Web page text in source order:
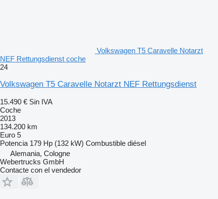
Volkswagen T5 Caravelle Notarzt
NEF Rettungsdienst coche
24
Volkswagen T5 Caravelle Notarzt NEF Rettungsdienst
15.490 € Sin IVA
Coche
2013
134.200 km
Euro 5
Potencia 179 Hp (132 kW) Combustible diésel
Alemania, Cologne
Webertrucks GmbH
Contacte con el vendedor